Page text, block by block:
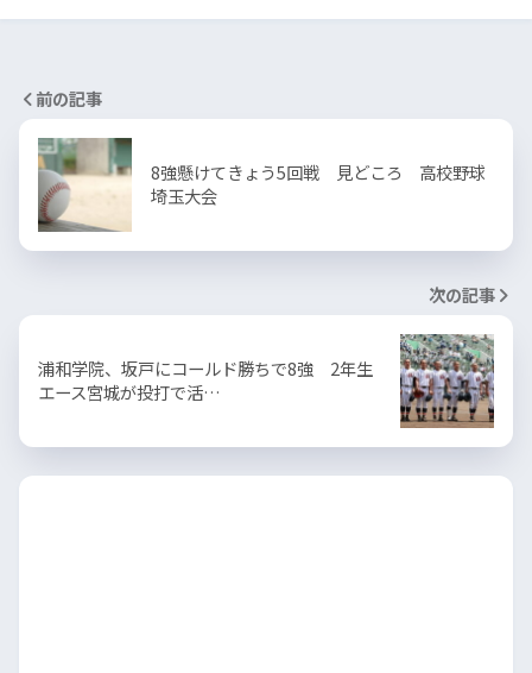
前の記事
8強懸けてきょう5回戦 見どころ 高校野球
埼玉大会
次の記事
浦和学院、坂戸にコールド勝ちで8強 2年生
エース宮城が投打で活…